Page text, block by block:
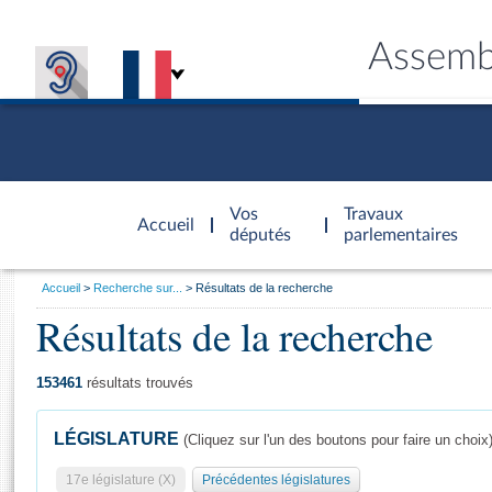
Accueil
d'accueil
Vos
députés
Travaux
parlementaires
Général
Vous
Accueil Recherche sur... Résultats de la recherche
Résultats de la recherche
153461 résultats trouvés
LÉGISLATURE (Cliquez sur l'un des boutons pour faire un choix)
17e législature (X) Précédentes législatures